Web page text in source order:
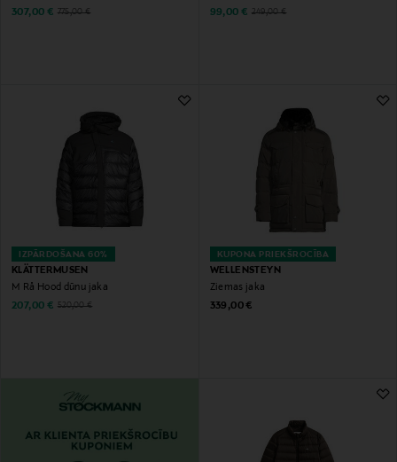
Discounted Price
307,00 € Original Price
775,00 €
Discounted Price
99,00 € Original Price
249,00 €
IZPĀRDOŠANA 60%
KLÄTTERMUSEN
M Rå Hood dūnu jaka
Discounted Price
207,00 € Original Price
520,00 €
KUPONA PRIEKŠROCĪBA
WELLENSTEYN
Ziemas jaka
Original Price
339,00 €